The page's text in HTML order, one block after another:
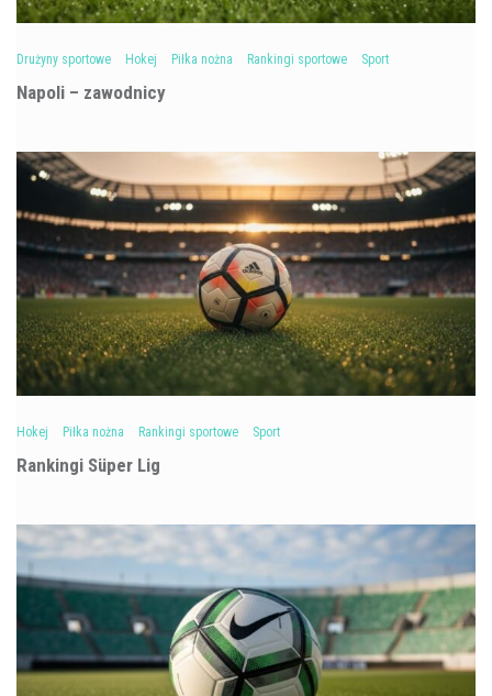
Drużyny sportowe Hokej Piłka nożna Rankingi sportowe Sport
Napoli – zawodnicy
Hokej Piłka nożna Rankingi sportowe Sport
Rankingi Süper Lig